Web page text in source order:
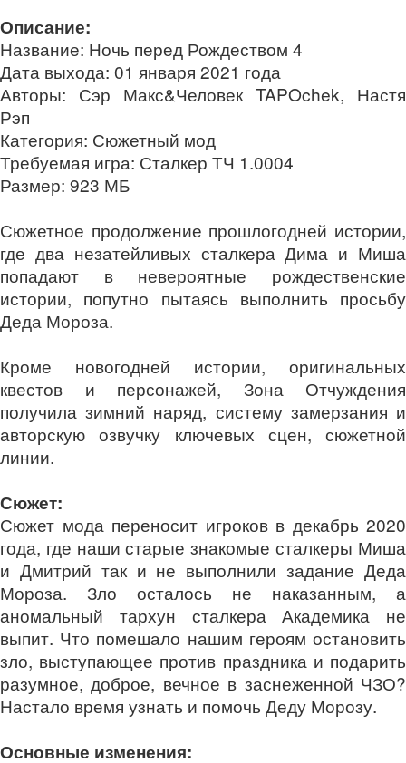
Описание:
Название: Ночь перед Рождеством 4
Дата выхода: 01 января 2021 года
Авторы: Сэр Макс&Человек TAPOchek, Настя
Рэп
Категория: Сюжетный мод
Требуемая игра: Сталкер ТЧ 1.0004
Размер: 923 МБ
Сюжетное продолжение прошлогодней истории,
где два незатейливых сталкера Дима и Миша
попадают в невероятные рождественские
истории, попутно пытаясь выполнить просьбу
Деда Мороза.
Кроме новогодней истории, оригинальных
квестов и персонажей, Зона Отчуждения
получила зимний наряд, систему замерзания и
авторскую озвучку ключевых сцен, сюжетной
линии.
Сюжет:
Сюжет мода переносит игроков в декабрь 2020
года, где наши старые знакомые сталкеры Миша
и Дмитрий так и не выполнили задание Деда
Мороза. Зло осталось не наказанным, а
аномальный тархун сталкера Академика не
выпит. Что помешало нашим героям остановить
зло, выступающее против праздника и подарить
разумное, доброе, вечное в заснеженной ЧЗО?
Настало время узнать и помочь Деду Морозу.
Основные изменения: